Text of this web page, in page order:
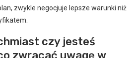
zwykle negocjuje lepsze warunki niż
czy jesteś
zwracać uwagę w